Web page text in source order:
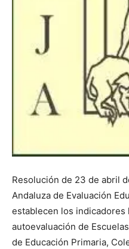
Resolución de 23 de abril
Andaluza de Evaluación
establecen los indicadores
autoevaluación de
de Educación Primaria,